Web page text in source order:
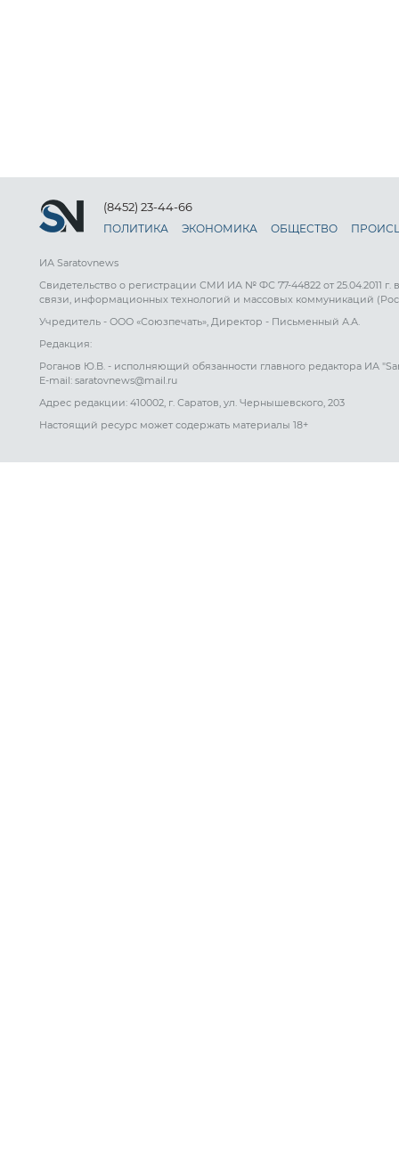
(8452) 23-44-66
ПОЛИТИКА ЭКОНОМИКА ОБЩЕСТВО
ИА Saratovnews
Свидетельство о регистрации СМИ ИА № ФС 77-44822 от 25.04.2011
связи, информационных технологий и массовых коммуникаций
Учредитель - ООО «Союзпечать», Директор - Письменный А.А.
Редакция:
Роганов Ю.В. - исполняющий обязанности главного редактора ИА
E-mail: saratovnews@mail.ru
Адрес редакции: 410002, г. Саратов, ул. Чернышевского, 203
Настоящий ресурс может содержать материалы 18+